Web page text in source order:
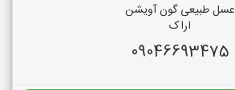
عسل طبیعی گون آویشن
اراک
09046693475